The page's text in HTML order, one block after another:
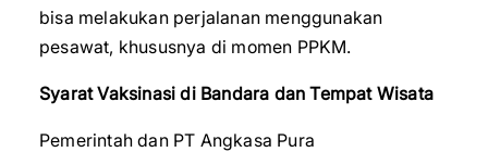
bisa melakukan perjalanan menggunakan
pesawat, khususnya di momen PPKM.
Syarat Vaksinasi di Bandara dan Tempat Wisata
Pemerintah dan PT Angkasa Pura